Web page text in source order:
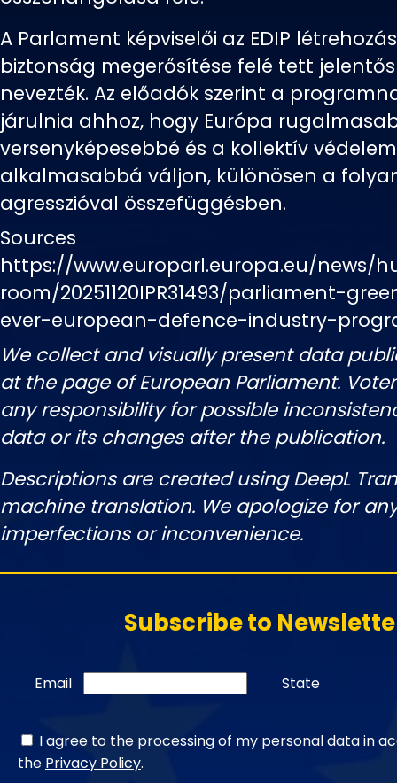
A Parlament képviselői az EDIP
biztonság megerősítése felé tett
nevezték. Az előadók szerint a
járulnia ahhoz, hogy Európa
versenyképesebbé és a kollektív
alkalmasabbá váljon, különösen a
agresszióval összefüggésben.
Sources
https://www.europarl.europa.eu/news/
room/20251120IPR31493/parliament-
ever-european-defence-industry-
We collect and visually present data
at the page of European Parliament.
any responsibility for possible
data or its changes after the publication.
Descriptions are created using DeepL
machine translation. We apologize for
imperfections or inconvenience.
Subscribe to
Email State
I agree to the processing of my personal data in
the Privacy Policy.